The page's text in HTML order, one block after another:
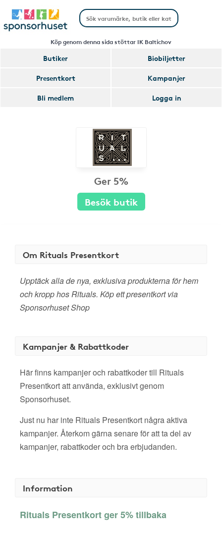
Köp genom denna sida stöttar IK Baltichov
Butiker
Biobiljetter
Presentkort
Kampanjer
Bli medlem
Logga in
Ger 5%
Besök butik
Om Rituals Presentkort
Upptäck alla de nya, exklusiva produkterna för hem
och kropp hos Rituals. Köp ett presentkort via
Sponsorhuset Shop
Kampanjer & Rabattkoder
Här finns kampanjer och rabattkoder till Rituals
Presentkort att använda, exklusivt genom
Sponsorhuset.
Just nu har inte Rituals Presentkort några aktiva
kampanjer. Återkom gärna senare för att ta del av
kampanjer, rabattkoder och bra erbjudanden.
Information
Rituals Presentkort ger 5% tillbaka